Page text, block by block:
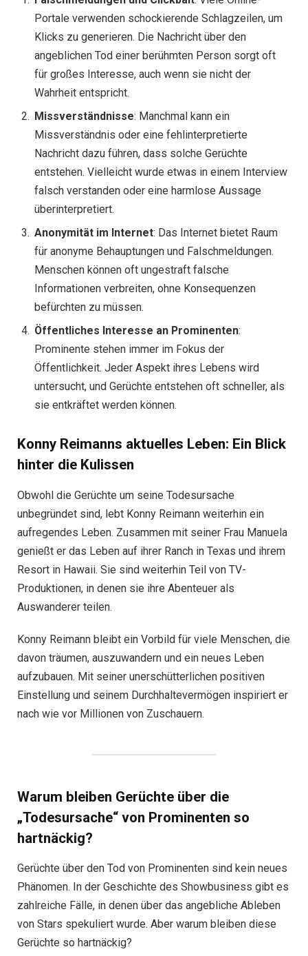
Portale verwenden schockierende Schlagzeilen, um
Klicks zu generieren. Die Nachricht über den
angeblichen Tod einer berühmten Person sorgt oft
für großes Interesse, auch wenn sie nicht der
Wahrheit entspricht.
Missverständnisse: Manchmal kann ein
Missverständnis oder eine fehlinterpretierte
Nachricht dazu führen, dass solche Gerüchte
entstehen. Vielleicht wurde etwas in einem Interview
falsch verstanden oder eine harmlose Aussage
überinterpretiert.
Anonymität im Internet: Das Internet bietet Raum
für anonyme Behauptungen und Falschmeldungen.
Menschen können oft ungestraft falsche
Informationen verbreiten, ohne Konsequenzen
befürchten zu müssen.
Öffentliches Interesse an Prominenten:
Prominente stehen immer im Fokus der
Öffentlichkeit. Jeder Aspekt ihres Lebens wird
untersucht, und Gerüchte entstehen oft schneller, als
sie entkräftet werden können.
Konny Reimanns aktuelles Leben: Ein Blick
hinter die Kulissen
Obwohl die Gerüchte um seine Todesursache
unbegründet sind, lebt Konny Reimann weiterhin ein
aufregendes Leben. Zusammen mit seiner Frau Manuela
genießt er das Leben auf ihrer Ranch in Texas und ihrem
Resort in Hawaii. Sie sind weiterhin Teil von TV-
Produktionen, in denen sie ihre Abenteuer als
Auswanderer teilen.
Konny Reimann bleibt ein Vorbild für viele Menschen, die
davon träumen, auszuwandern und ein neues Leben
aufzubauen. Mit seiner unerschütterlichen positiven
Einstellung und seinem Durchhaltevermögen inspiriert er
nach wie vor Millionen von Zuschauern.
Warum bleiben Gerüchte über die
„Todesursache“ von Prominenten so
hartnäckig?
Gerüchte über den Tod von Prominenten sind kein neues
Phänomen. In der Geschichte des Showbusiness gibt es
zahlreiche Fälle, in denen über das angebliche Ableben
von Stars spekuliert wurde. Aber warum bleiben diese
Gerüchte so hartnäckig?